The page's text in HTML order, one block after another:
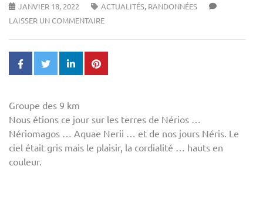
JANVIER 18, 2022 ACTUALITÉS, RANDONNÉES
LAISSER UN COMMENTAIRE
Groupe des 9 km
Nous étions ce jour sur les terres de Nérios …
Nériomagos … Aquae Nerii … et de nos jours Néris. Le
ciel était gris mais le plaisir, la cordialité … hauts en
couleur.